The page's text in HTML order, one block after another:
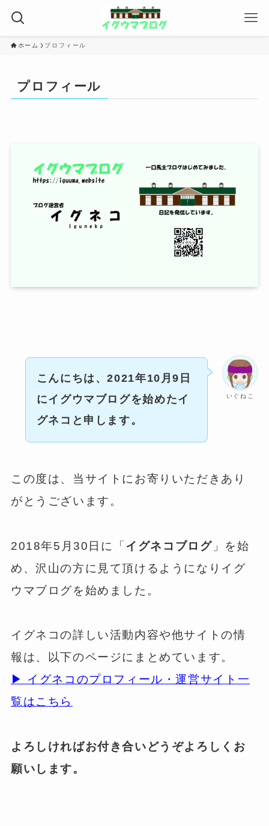
ホーム プロフィール
プロフィール
いぐねこ
こんにちは、2021年10月9日
にイグウマブログを始めたイ
グネコと申します。
この度は、当サイトにお寄りいただきあり
がとうございます。
2018年5月30日に「イグネコブログ 」を始
め、沢山の方に見て頂けるようになりイグ
ウマブログを始めました。
イグネコの詳しい活動内容や他サイトの情
報は、以下のページにまとめています。
▶ イグネコのプロフィール・運営サイト一
覧はこちら
よろしければお付き合いどうぞよろしくお
願いします。